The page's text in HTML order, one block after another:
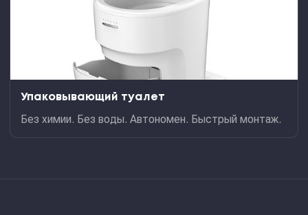
Упаковывающий туалет
Без химии. Без воды. Автономен. Быстрый монтаж.